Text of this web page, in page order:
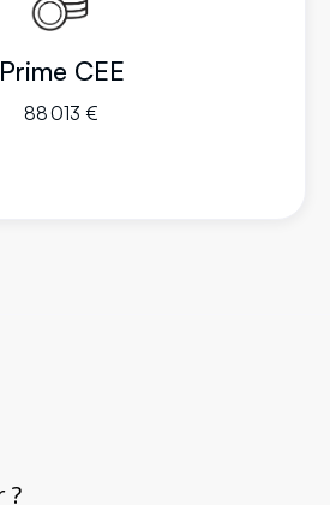
Prime CEE
88 013 €
?